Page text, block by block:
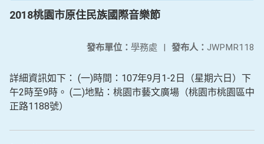
2018桃園市原住民族國際音樂節
發布人： JWPMR118
發布單位： 學務處 |
詳細資訊如下： (一)時間：107年9月1-2日（星期六日）下
午2時至9時。 (二)地點：桃園市藝文廣場（桃園市桃園區中
正路1188號）